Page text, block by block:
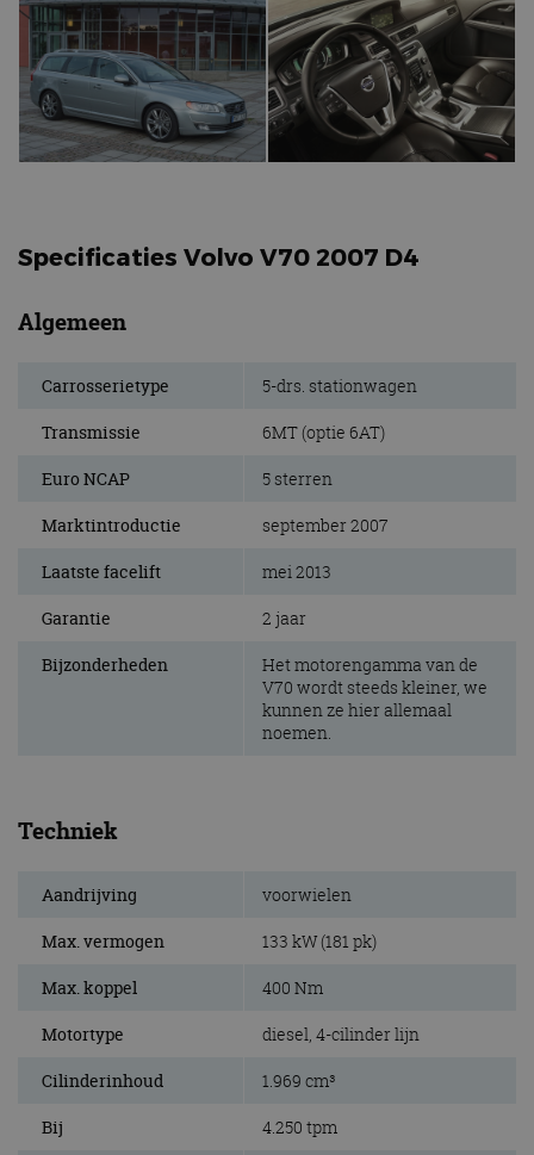
Specificaties Volvo V70 2007 D4
Algemeen
Carrosserietype 5-drs. stationwagen
Transmissie 6MT (optie 6AT)
Euro NCAP 5 sterren
Marktintroductie september 2007
Laatste facelift mei 2013
Garantie 2 jaar
Bijzonderheden
Het motorengamma van de
V70 wordt steeds kleiner, we
kunnen ze hier allemaal
noemen.
Techniek
Aandrijving voorwielen
Max. vermogen 133 kW (181 pk)
Max. koppel 400 Nm
Motortype diesel, 4-cilinder lijn
Cilinderinhoud 1.969 cm³
Bij 4.250 tpm